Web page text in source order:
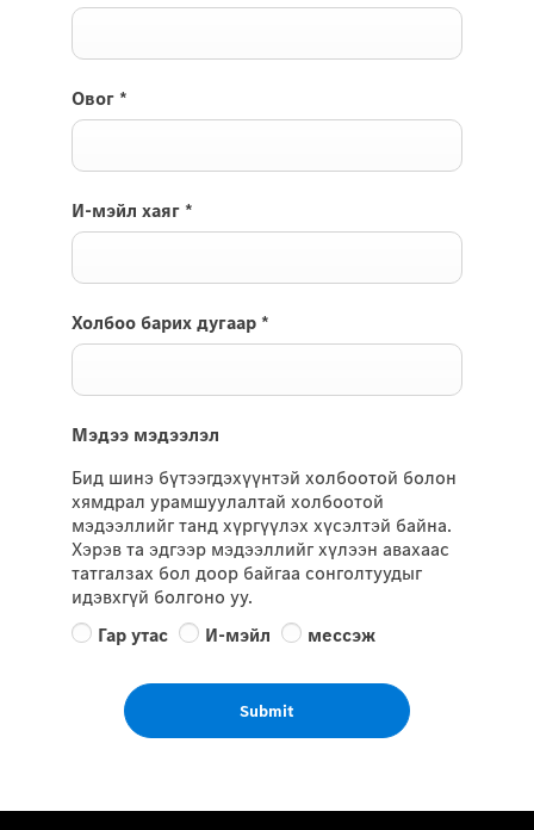
Овог *
И-мэйл хаяг *
Холбоо барих дугаар *
Мэдээ мэдээлэл
Бид шинэ бүтээгдэхүүнтэй холбоотой болон
хямдрал урамшуулалтай холбоотой
мэдээллийг танд хүргүүлэх хүсэлтэй байна.
Хэрэв та эдгээр мэдээллийг хүлээн авахаас
татгалзах бол доор байгаа сонголтуудыг
идэвхгүй болгоно уу.
Гар утас
И-мэйл мессэж
Submit